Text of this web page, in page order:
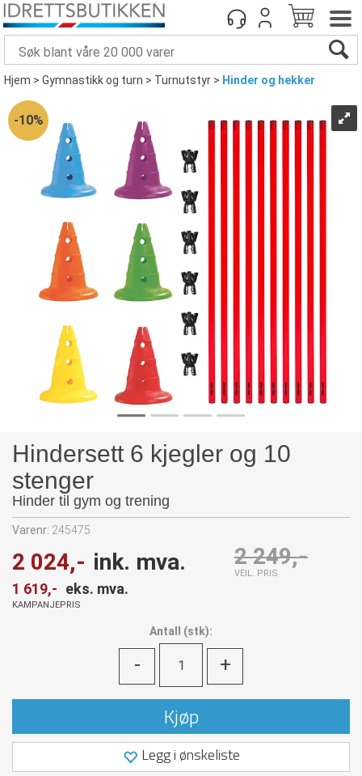
Hjem>Gymnastikk og turn>Turnutstyr> Hinder og hekker
10%
Hindersett 6 kjegler og 10
stenger
Hinder til gym og trening
Varenr: 245475
2 024,- ink. mva.
1 619,- eks. mva.
KAMPANJEPRIS
2 249,-
VEIL. PRIS
Antall (stk):
- +
Kjøp
Legg i ønskeliste